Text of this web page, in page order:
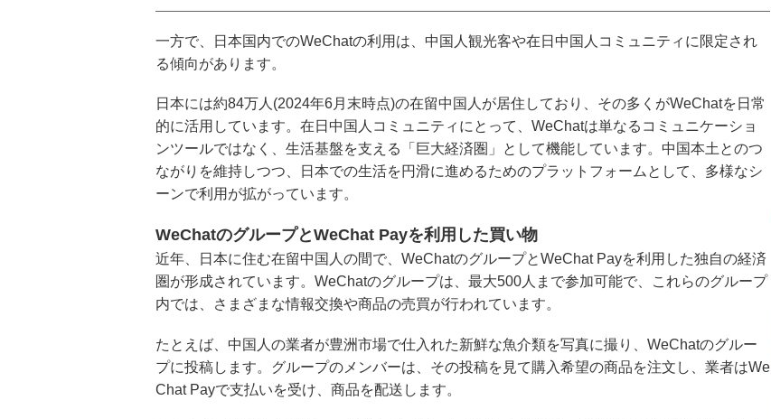
一方で、日本国内でのWeChatの利用は、中国人観光客や在日中国人コミュニティに限定され
る傾向があります。
日本には約84万人(2024年6月末時点)の在留中国人が居住しており、その多くがWeChatを日常
的に活用しています。在日中国人コミュニティにとって、WeChatは単なるコミュニケーショ
ンツールではなく、生活基盤を支える「巨大経済圏」として機能しています。中国本土とのつ
ながりを維持しつつ、日本での生活を円滑に進めるためのプラットフォームとして、多様なシ
ーンで利用が拡がっています。
WeChatのグループとWeChat Payを利用した買い物
近年、日本に住む在留中国人の間で、WeChatのグループとWeChat Payを利用した独自の経済
圏が形成されています。WeChatのグループは、最大500人まで参加可能で、これらのグループ
内では、さまざまな情報交換や商品の売買が行われています。
たとえば、中国人の業者が豊洲市場で仕入れた新鮮な魚介類を写真に撮り、WeChatのグルー
プに投稿します。グループのメンバーは、その投稿を見て購入希望の商品を注文し、業者はWe
Chat Payで支払いを受け、商品を配送します。